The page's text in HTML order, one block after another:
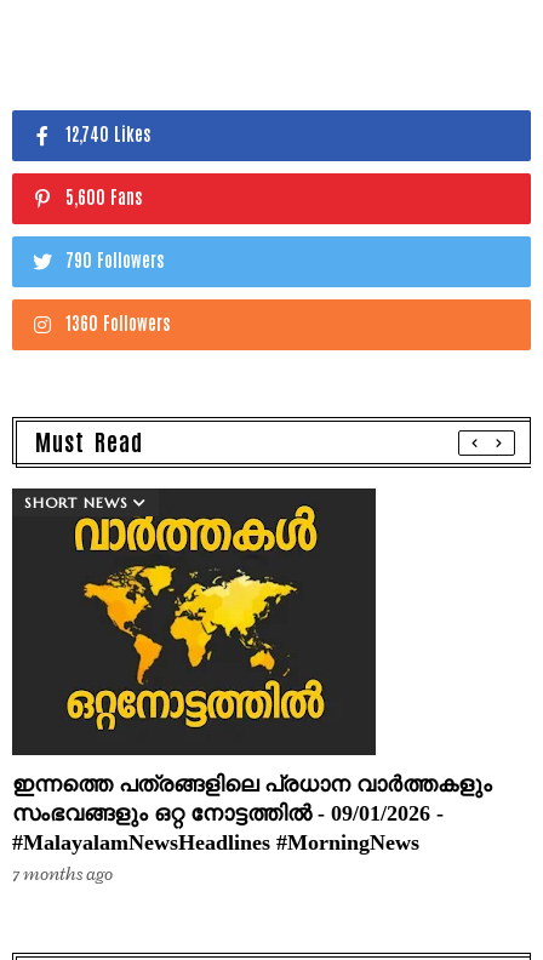
12,740 Likes
5,600 Fans
790 Followers
1360 Followers
Must Read
SHORT NEWS
ഇന്നത്തെ പത്രങ്ങളിലെ പ്രധാന വാർത്തകളും
സംഭവങ്ങളും ഒറ്റ നോട്ടത്തിൽ - 09/01/2026 -
#MalayalamNewsHeadlines #MorningNews
7 months ago